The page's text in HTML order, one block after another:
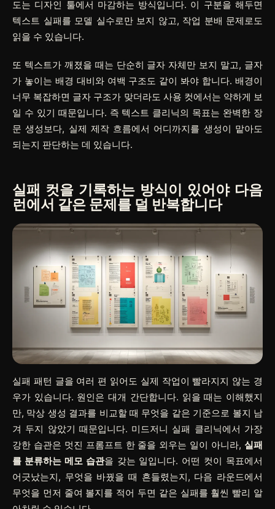
도는 디자인 툴에서 마감하는 방식입니다. 이 구분을 해두면
텍스트 실패를 모델 실수로만 보지 않고, 작업 분배 문제로도
읽을 수 있습니다.
또 텍스트가 깨졌을 때는 단순히 글자 자체만 보지 말고, 글자
가 놓이는 배경 대비와 여백 구조도 같이 봐야 합니다. 배경이
너무 복잡하면 글자 구조가 맞더라도 사용 컷에서는 약하게 보
일 수 있기 때문입니다. 즉 텍스트 클리닉의 목표는 완벽한 장
문 생성보다, 실제 제작 흐름에서 어디까지를 생성이 맡아도
되는지 판단하는 데 있습니다.
실패 컷을 기록하는 방식이 있어야 다음
런에서 같은 문제를 덜 반복합니다
실패 패턴 글을 여러 편 읽어도 실제 작업이 빨라지지 않는 경
우가 있습니다. 원인은 대개 간단합니다. 읽을 때는 이해했지
만, 막상 생성 결과를 비교할 때 무엇을 같은 기준으로 볼지 남
겨 두지 않았기 때문입니다. 미드저니 실패 클리닉에서 가장
강한 습관은 멋진 프롬프트 한 줄을 외우는 일이 아니라, 실패
를 분류하는 메모 습관을 갖는 일입니다. 어떤 컷이 목표에서
어긋났는지, 무엇을 바꿨을 때 흔들렸는지, 다음 라운드에서
무엇을 먼저 줄여 볼지를 적어 두면 같은 실패를 훨씬 빨리 알